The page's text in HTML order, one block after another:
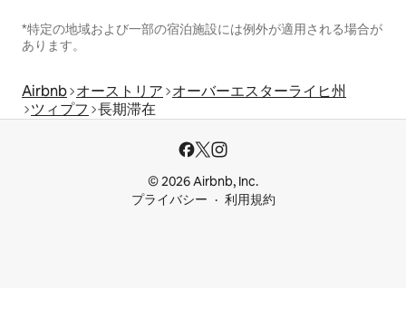
*特定の地域および一部の宿泊施設には例外が適用される場合が
あります。
Airbnb オーストリア オーバーエスターライヒ州
ツィプフ 長期滞在
© 2026 Airbnb, Inc.
プライバシー
利用規約